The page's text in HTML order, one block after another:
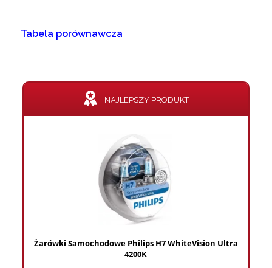
Tabela porównawcza
NAJLEPSZY PRODUKT
Żarówki Samochodowe Philips H7 WhiteVision Ultra
4200K